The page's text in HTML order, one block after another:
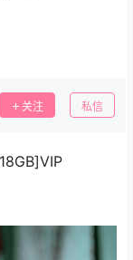
关注 私信